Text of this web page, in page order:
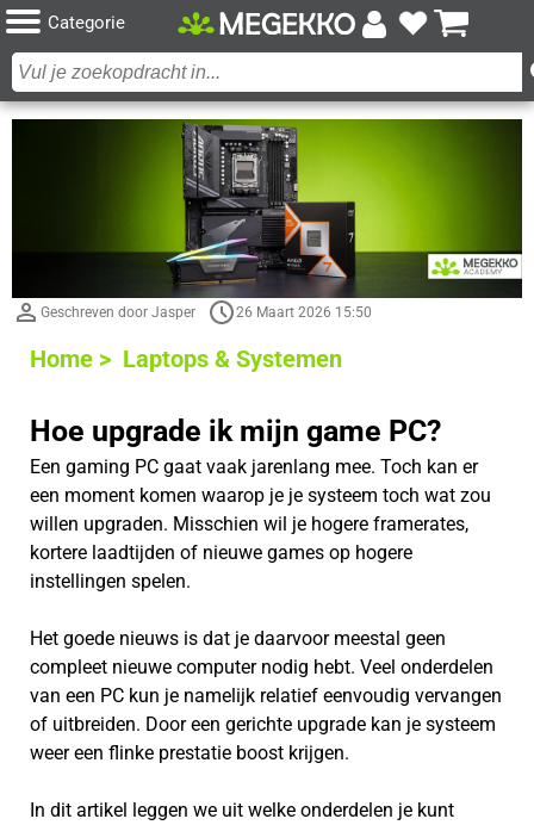
Categorie
Geschreven door Jasper 26 Maart 2026 15:50
Home > Laptops & Systemen
Hoe upgrade ik mijn game PC?
Een gaming PC gaat vaak jarenlang mee. Toch kan er
een moment komen waarop je je systeem toch wat zou
willen upgraden. Misschien wil je hogere framerates,
kortere laadtijden of nieuwe games op hogere
instellingen spelen.
Het goede nieuws is dat je daarvoor meestal geen
compleet nieuwe computer nodig hebt. Veel onderdelen
van een PC kun je namelijk relatief eenvoudig vervangen
of uitbreiden. Door een gerichte upgrade kan je systeem
weer een flinke prestatie boost krijgen.
In dit artikel leggen we uit welke onderdelen je kunt